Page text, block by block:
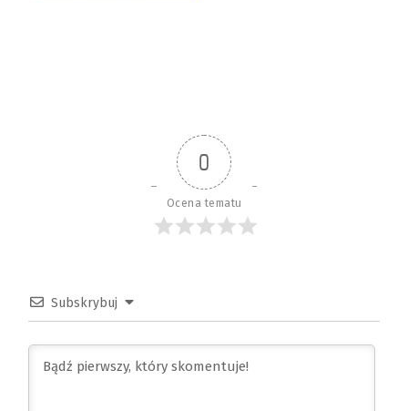
0
Ocena tematu
Subskrybuj